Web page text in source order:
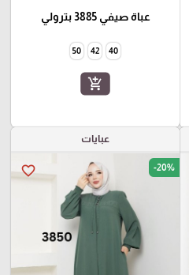
عباة صيفي 3885 بترولي
40
42
50
add_shopping_cart
عبايات
favorite_border -20%